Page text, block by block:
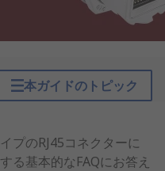
本ガイドのトピック
プのRJ45コネクターに
る基本的なFAQにお答え